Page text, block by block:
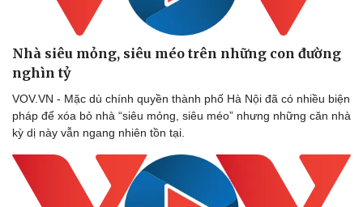
Nhà siêu mỏng, siêu méo trên những con đường
nghìn tỷ
VOV.VN - Mặc dù chính quyền thành phố Hà Nội đã có nhiều biện
pháp để xóa bỏ nhà “siêu mỏng, siêu méo” nhưng những căn nhà
kỳ dị này vẫn ngang nhiên tồn tại.